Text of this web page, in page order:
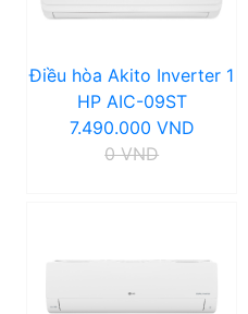
Điều hòa Akito Inverter 1
HP AIC-09ST
7.490.000 VND
0 VND